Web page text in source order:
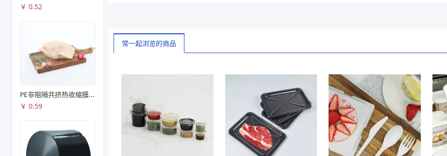
￥ 0.52
PE非阻隔共挤热收缩膜S53
￥ 0.59
常一起浏览的商品